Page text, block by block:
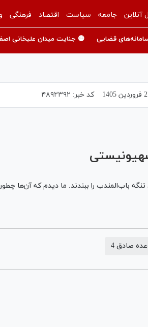
آنلاین جامعه سیاست اقتصاد فرهنگی
قضایی 🟡 جنایت میدان علیخانی
1405 کد خبر: ۴۸۹۲۳۹۲
تنگه باب‌المندب را ببندند. ما دیدم که آن‌ها
صادق 4